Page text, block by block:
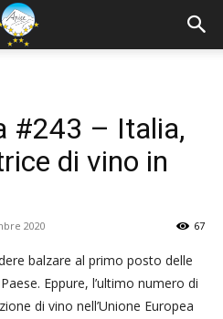
#243 – Italia,
di vino in
2020 67
balzare al primo posto delle
Eppure, l’ultimo numero di
di vino nell’Unione Europea